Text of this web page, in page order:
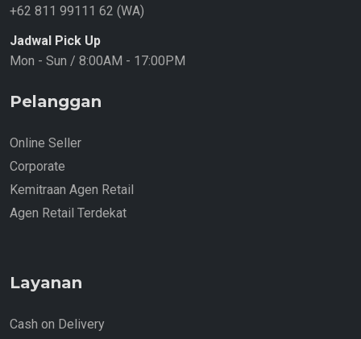
+62 811 99111 62 (WA)
Jadwal Pick Up
Mon - Sun / 8:00AM - 17:00PM
Pelanggan
Online Seller
Corporate
Kemitraan Agen Retail
Agen Retail Terdekat
Layanan
Cash on Delivery